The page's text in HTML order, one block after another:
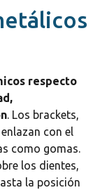
respecto
. Los brackets,
con el
como gomas.
los dientes,
la posición